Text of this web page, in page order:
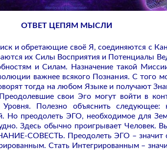
ОТВЕТ ЦЕПЯМ МЫСЛИ
и обретающие своё Я, соединяются с
их Силы Восприятия и Потенциалы
и Силам. Назначение такой
важнее всякого Познания. С того
тогда на любом Языке и получают
свои Эго могут войти в
Уровня. Полезно объяснить
преодолеть ЭГО, необходимое для
Здесь обычно проигрывает Человек.
СОВЕСТЬ. Преодолеть ЭГО – значит
Стать Интегрированным –